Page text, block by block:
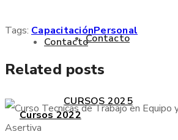
Contacto
Cursos 2022
Contacto
CURSOS 2025
Tags: CapacitaciónPersonal
Related posts